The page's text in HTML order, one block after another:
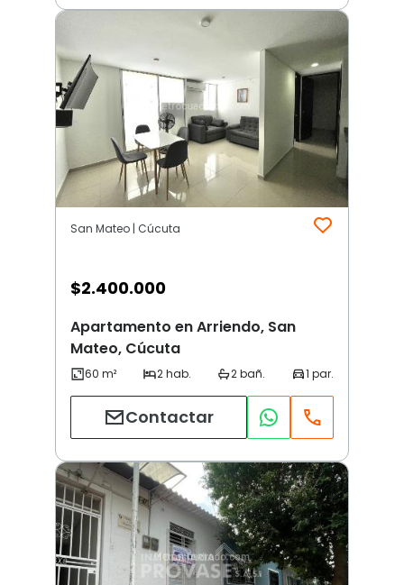
San Mateo | Cúcuta
$2.400.000
Apartamento en Arriendo, San
Mateo, Cúcuta
Contactar